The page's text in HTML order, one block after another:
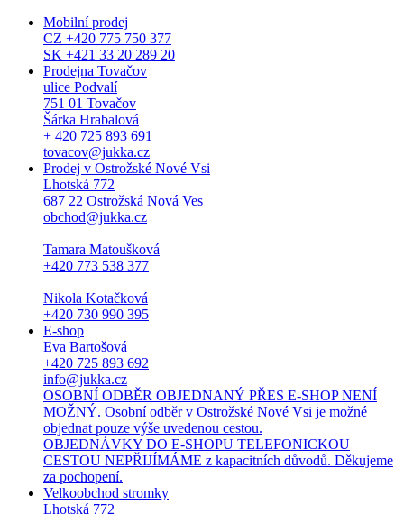
Mobilní prodej
CZ +420 775 750 377
SK +421 33 20 289 20
Prodejna Tovačov
ulice Podvalí
751 01 Tovačov
Šárka Hrabalová
+ 420 725 893 691
tovacov@jukka.cz
Prodej v Ostrožské Nové Vsi
Lhotská 772
687 22 Ostrožská Nová Ves
obchod@jukka.cz
Tamara Matoušková
+420 773 538 377
Nikola Kotačková
+420 730 990 395
E-shop
Eva Bartošová
+420 725 893 692
info@jukka.cz
OSOBNÍ ODBĚR OBJEDNANÝ PŘES E-SHOP NENÍ
MOŽNÝ. Osobní odběr v Ostrožské Nové Vsi je možné
objednat pouze výše uvedenou cestou.
OBJEDNÁVKY DO E-SHOPU TELEFONICKOU
CESTOU NEPŘIJÍMÁME z kapacitních důvodů. Děkujeme
za pochopení.
Velkoobchod stromky
Lhotská 772